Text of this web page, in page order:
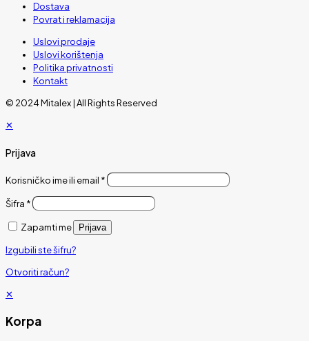
Dostava
Povrat i reklamacija
Uslovi prodaje
Uslovi korištenja
Politika privatnosti
Kontakt
© 2024 Mitalex | All Rights Reserved
✕
Prijava
Korisničko ime ili email *
Šifra *
Zapamti me Prijava
Izgubili ste šifru?
Otvoriti račun?
✕
Korpa